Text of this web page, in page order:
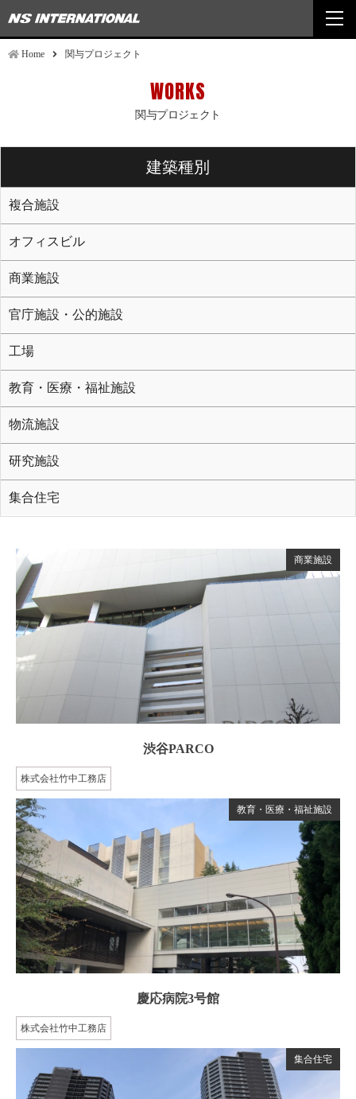
Home 関与プロジェクト
WORKS
関与プロジェクト
建築種別
複合施設
オフィスビル
商業施設
官庁施設・公的施設
工場
教育・医療・福祉施設
物流施設
研究施設
集合住宅
商業施設
渋谷PARCO
株式会社竹中工務店
教育・医療・福祉施設
慶応病院3号館
株式会社竹中工務店
集合住宅